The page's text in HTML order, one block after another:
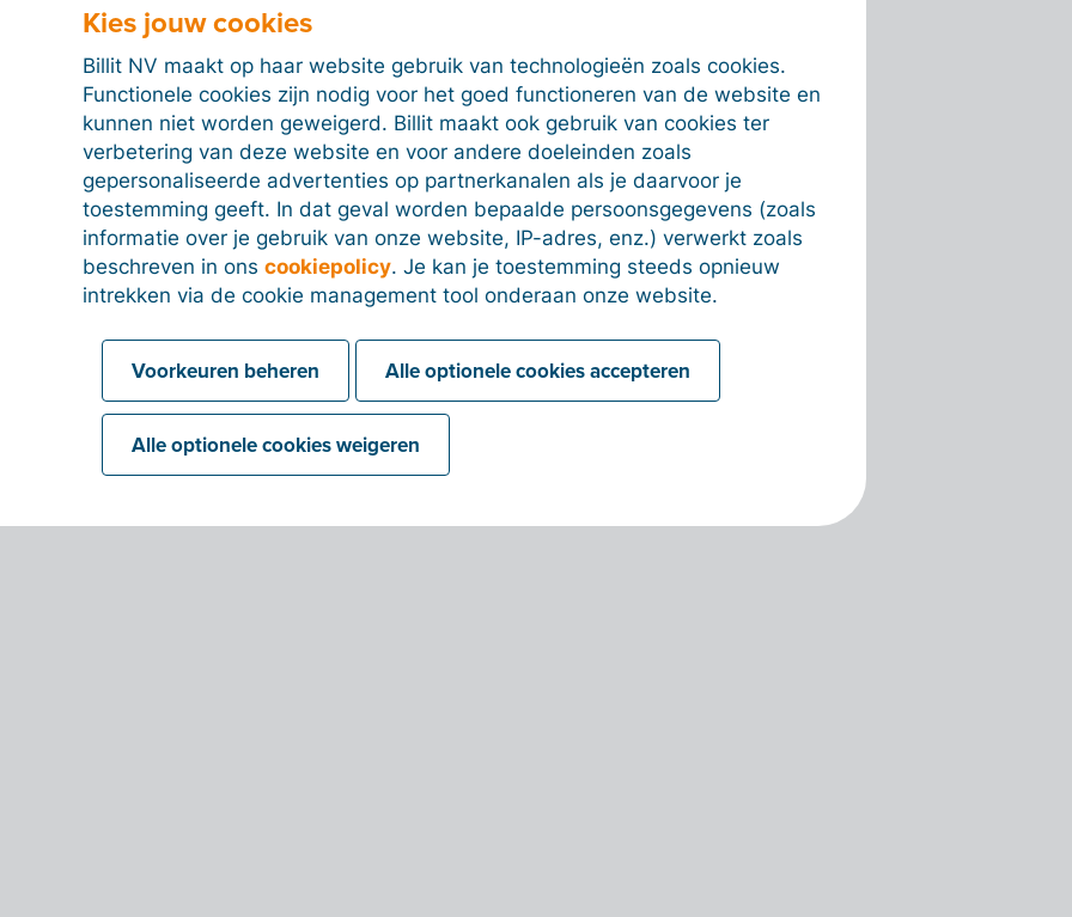
Kies jouw cookies
Billit NV maakt op haar website gebruik van technologieën zoals cookies.
Functionele cookies zijn nodig voor het goed functioneren van de website en
kunnen niet worden geweigerd. Billit maakt ook gebruik van cookies ter
verbetering van deze website en voor andere doeleinden zoals
gepersonaliseerde advertenties op partnerkanalen als je daarvoor je
toestemming geeft. In dat geval worden bepaalde persoonsgegevens (zoals
informatie over je gebruik van onze website, IP-adres, enz.) verwerkt zoals
beschreven in onscookiepolicy. Je kan je toestemming steeds opnieuw
intrekken via de cookie management tool onderaan onze website.
Voorkeuren beheren Alle optionele cookies accepteren
Alle optionele cookies weigeren